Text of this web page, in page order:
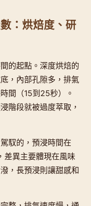
：烘焙度、研
的起點。深度烘焙的
，內部孔隙多，排氣
間（15到25秒）。
階段就被過度萃取，
馭的，預浸時間在
差異主要體現在風味
，長預浸則讓甜感和